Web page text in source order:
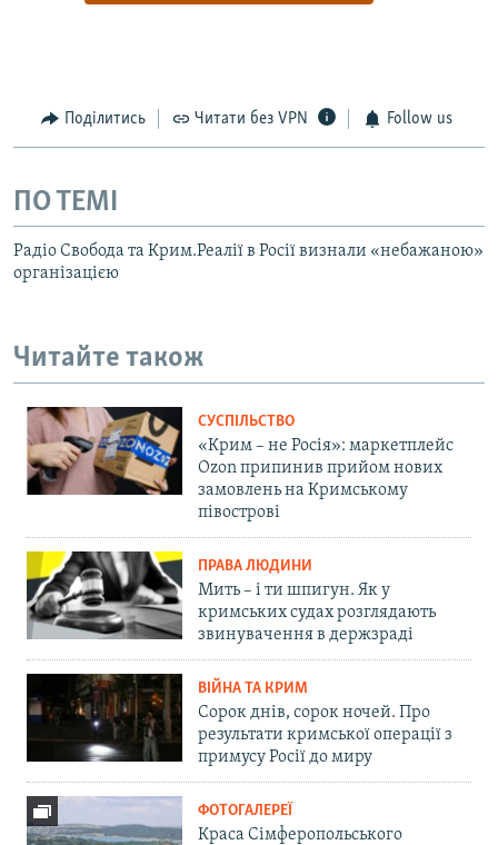
Поділитись Читати без VPN Follow us
ПО ТЕМІ
Радіо Свобода та Крим.Реалії в Росії визнали «небажаною»
організацією
Читайте також
СУСПІЛЬСТВО
«Крим – не Росія»: маркетплейс
Ozon припинив прийом нових
замовлень на Кримському
півострові
ПРАВА ЛЮДИНИ
Мить – і ти шпигун. Як у
кримських судах розглядають
звинувачення в держзраді
ВІЙНА ТА КРИМ
Сорок днів, сорок ночей. Про
результати кримської операції з
примусу Росії до миру
ФОТОГАЛЕРЕЇ
Краса Сімферопольського